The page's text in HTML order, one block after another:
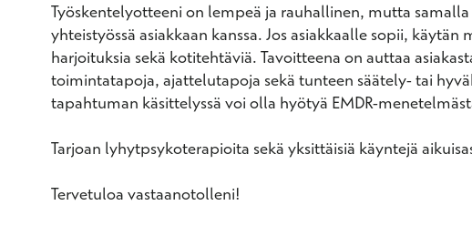
Työskentelyotteeni on lempeä ja rauhallinen, mutta
yhteistyössä asiakkaan kanssa. Jos asiakkaalle sopii,
harjoituksia sekä kotitehtäviä. Tavoitteena on auttaa
toimintatapoja, ajattelutapoja sekä tunteen säätely- tai
tapahtuman käsittelyssä voi olla hyötyä EMDR-
Tarjoan lyhytpsykoterapioita sekä yksittäisiä käyntejä
Tervetuloa vastaanotolleni!